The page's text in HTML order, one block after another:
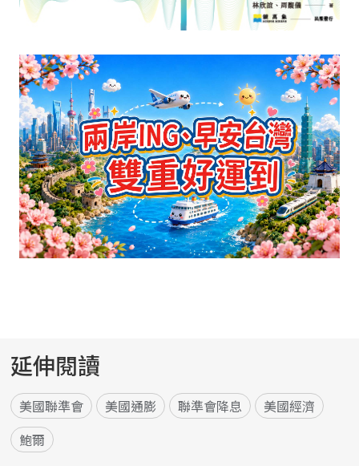
延伸閱讀
美國聯準會 美國通膨 聯準會降息
美國經濟
鮑爾